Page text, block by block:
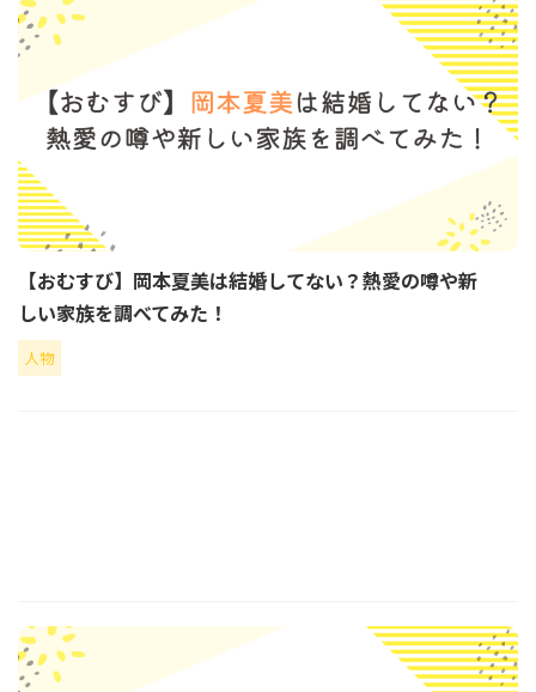
【おむすび】岡本夏美は結婚してない？熱愛の噂や新
しい家族を調べてみた！
人物